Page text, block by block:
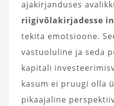
ajakirjanduses
riigivõlakirjadesse
tekita emotsioone.
vastuoluline ja seda
kapitali
kasum ei pruugi olla
pikaajaline